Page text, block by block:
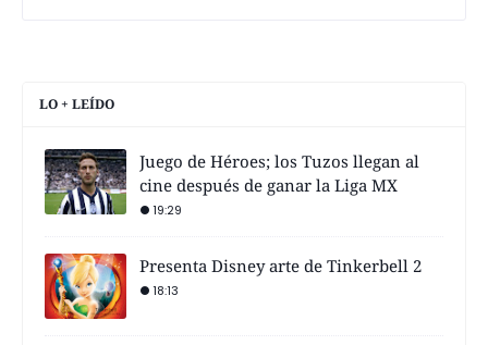
LO + LEÍDO
Juego de Héroes; los Tuzos llegan al
cine después de ganar la Liga MX
19:29
Presenta Disney arte de Tinkerbell 2
18:13